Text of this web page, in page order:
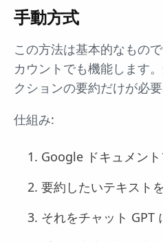
手動方式
この方法は基本的なもの
カウントでも機能します
クションの要約だけが必
仕組み:
Google ドキュメント
要約したいテキスト
それをチャット GPT